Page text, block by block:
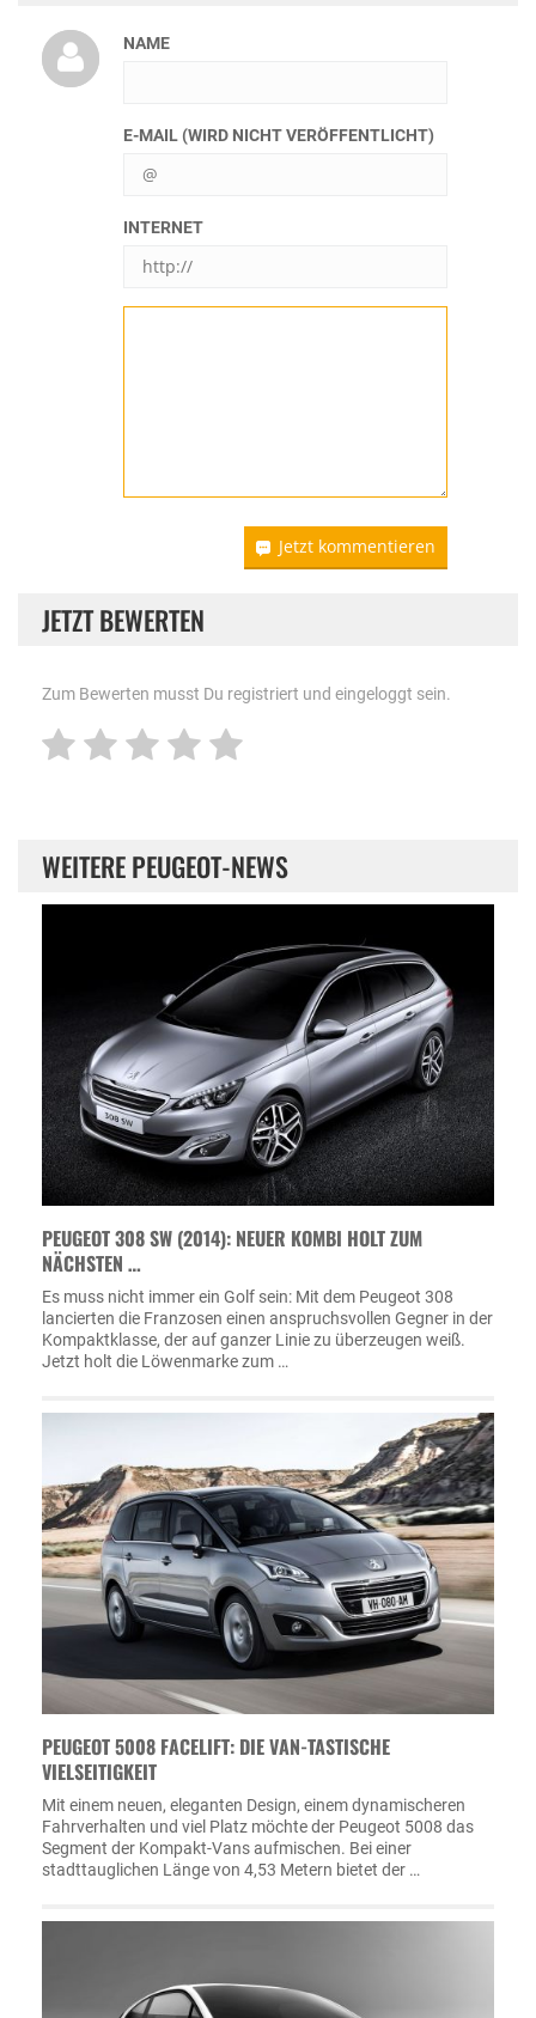
NAME
E-MAIL (WIRD NICHT VERÖFFENTLICHT)
INTERNET
Jetzt kommentieren
JETZT BEWERTEN
Zum Bewerten musst Du registriert und eingeloggt sein.
WEITERE PEUGEOT-NEWS
PEUGEOT 308 SW (2014): NEUER KOMBI HOLT ZUM
NÄCHSTEN …
Es muss nicht immer ein Golf sein: Mit dem Peugeot 308
lancierten die Franzosen einen anspruchsvollen Gegner in der
Kompaktklasse, der auf ganzer Linie zu überzeugen weiß.
Jetzt holt die Löwenmarke zum …
PEUGEOT 5008 FACELIFT: DIE VAN-TASTISCHE
VIELSEITIGKEIT
Mit einem neuen, eleganten Design, einem dynamischeren
Fahrverhalten und viel Platz möchte der Peugeot 5008 das
Segment der Kompakt-Vans aufmischen. Bei einer
stadttauglichen Länge von 4,53 Metern bietet der …